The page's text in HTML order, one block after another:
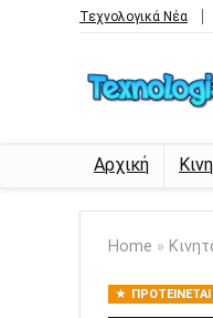
Τεχνολογικά Νέα
Αρχική
Home »
ΠΡΟΤΕΊΝΕΤΑΙ